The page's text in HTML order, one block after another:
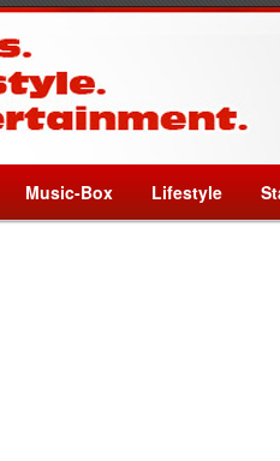
Music-Box Lifestyle